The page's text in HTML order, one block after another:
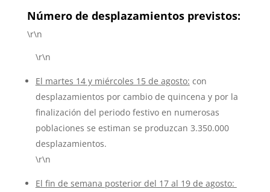
Número de desplazamientos previstos:
\r\n
\r\n
El martes 14 y miércoles 15 de agosto: con
desplazamientos por cambio de quincena y por la
finalización del periodo festivo en numerosas
poblaciones se estiman se produzcan 3.350.000
desplazamientos.
\r\n
El fin de semana posterior del 17 al 19 de agosto: